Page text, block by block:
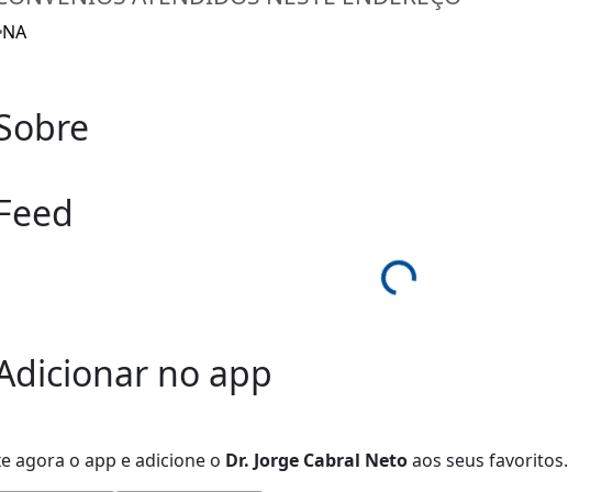
NA
Loading...
no app
agora o app e adicione o Dr. Jorge Cabral Netoaos seus favoritos.